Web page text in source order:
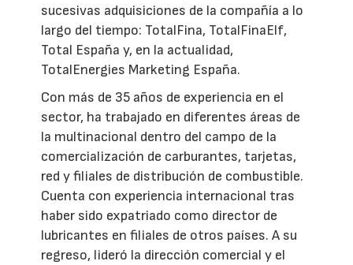
sucesivas adquisiciones de la compañía a lo
largo del tiempo: TotalFina, TotalFinaElf,
Total España y, en la actualidad,
TotalEnergies Marketing España.
Con más de 35 años de experiencia en el
sector, ha trabajado en diferentes áreas de
la multinacional dentro del campo de la
comercialización de carburantes, tarjetas,
red y filiales de distribución de combustible.
Cuenta con experiencia internacional tras
haber sido expatriado como director de
lubricantes en filiales de otros países. A su
regreso, lideró la dirección comercial y el